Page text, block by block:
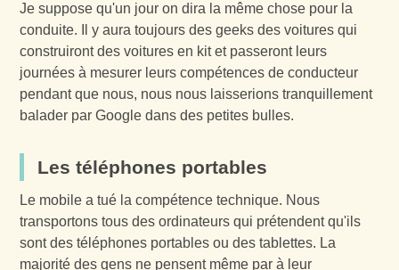
Je suppose qu'un jour on dira la même chose pour la
conduite. Il y aura toujours des geeks des voitures qui
construiront des voitures en kit et passeront leurs
journées à mesurer leurs compétences de conducteur
pendant que nous, nous nous laisserions tranquillement
balader par Google dans des petites bulles.
Les téléphones portables
Le mobile a tué la compétence technique. Nous
transportons tous des ordinateurs qui prétendent qu'ils
sont des téléphones portables ou des tablettes. La
majorité des gens ne pensent même par à leur